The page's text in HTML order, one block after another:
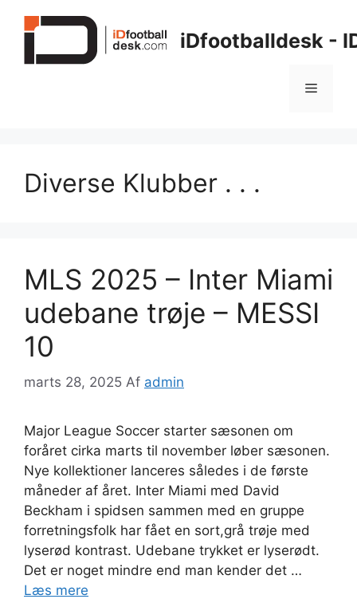
iDfootballdesk -
Menu
Diverse Klubber . . .
MLS 2025 – Inter Miami
udebane trøje – MESSI
10
marts 28, 2025 Af admin
Major League Soccer starter sæsonen om
foråret cirka marts til november løber sæsonen.
Nye kollektioner lanceres således i de første
måneder af året. Inter Miami med David
Beckham i spidsen sammen med en gruppe
forretningsfolk har fået en sort,grå trøje med
lyserød kontrast. Udebane trykket er lyserødt.
Det er noget mindre end man kender det …
Læs mere